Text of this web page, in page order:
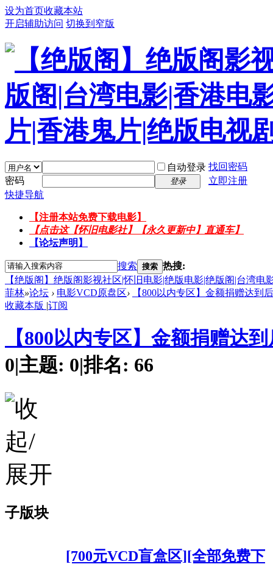
设为首页收藏本站
开启辅助访问 切换到窄版
自动登录 找回密码
密码
登录
立即注册
快捷导航
【注册本站免费下载电影】
【点击这【怀旧电影社】【永久更新中】直通车】
【论坛声明】
搜索 搜索 热搜:
【绝版阁】绝版阁影视社区|怀旧电影|绝版电影|绝版阁|台湾
菲林»论坛 › 电影VCD原盘区›
【800以内专区】金额捐赠达到
收藏本版 |订阅
【800以内专区】金额捐赠达
0|主题: 0|排名: 66
子版块
[700元VCD盲盒区][全部免费下